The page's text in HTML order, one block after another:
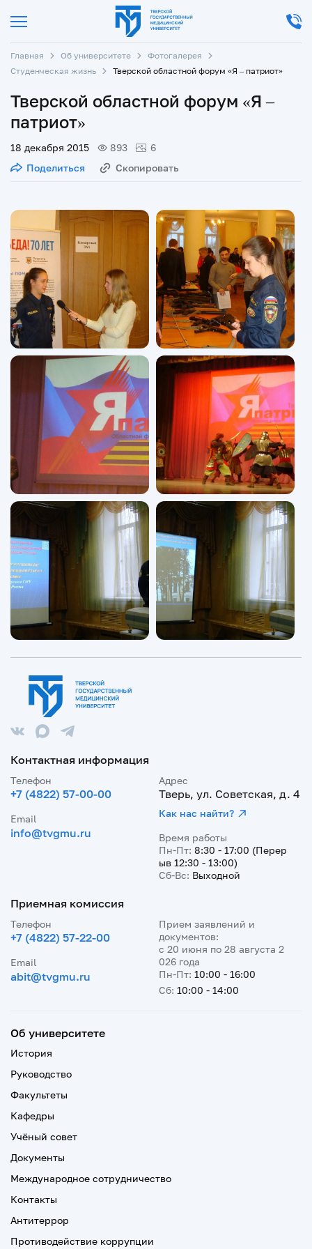
Главная Об университете
Фотогалерея
Студенческая жизнь
Тверской областной форум «Я – патриот»
Тверской областной форум «Я –
патриот»
18 декабря 2015 893
6
Поделиться
Скопировать
Контактная информация
Телефон
+7 (4822) 57-00-00
Email
info@tvgmu.ru
Адрес
Тверь, ул. Советская, д. 4
Как нас найти?
Время работы
Пн-Пт: 8:30 - 17:00 (Перер
ыв 12:30 - 13:00)
Сб-Вс: Выходной
Приемная комиссия
Телефон
+7 (4822) 57-22-00
Email
abit@tvgmu.ru
Прием заявлений и
документов:
с 20 июня по 28 августа 2
026 года
Пн-Пт: 10:00 - 16:00
Сб: 10:00 - 14:00
Об университете
История
Руководство
Факультеты
Кафедры
Учёный совет
Документы
Международное сотрудничество
Контакты
Антитеррор
Противодействие коррупции